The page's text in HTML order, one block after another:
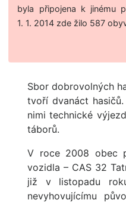
byla připojena k jinému
1. 1. 2014 zde žilo 587
Sbor dobrovolných
tvoří dvanáct
nimi technické
táborů.
V roce 2008 obec
vozidla – CAS 32
již v listopadu
nevyhovujícímu